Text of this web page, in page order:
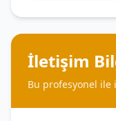
İletişim
Bu profesyonel ile